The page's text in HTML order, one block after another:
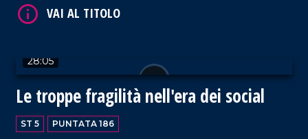
tra i massimi studiosi delle mafie a livello
28:05
Le troppe fragilità nell'era dei social
ST 5 PUNTATA 186